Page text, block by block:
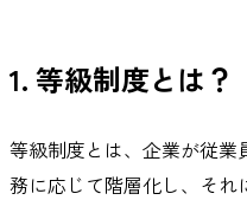
1. 等級制度とは？
等級制度とは、企業が従
務に応じて階層化し、それ